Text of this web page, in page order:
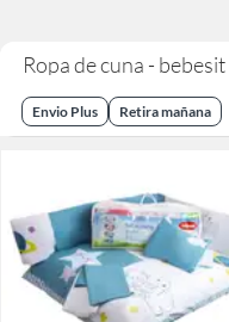
Ropa de cuna - bebesit
Envio Plus Retira mañana